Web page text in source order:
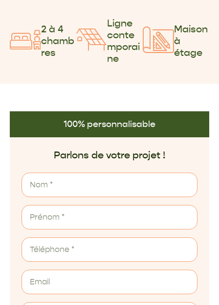
2 à 4
chamb
res
Ligne
conte
mporai
ne
Maison
à
étage
100% personnalisable
Parlons de votre projet !